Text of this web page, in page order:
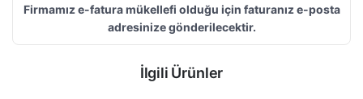
Firmamız e-fatura mükellefi olduğu için faturanız e-posta
adresinize gönderilecektir.
İlgili Ürünler